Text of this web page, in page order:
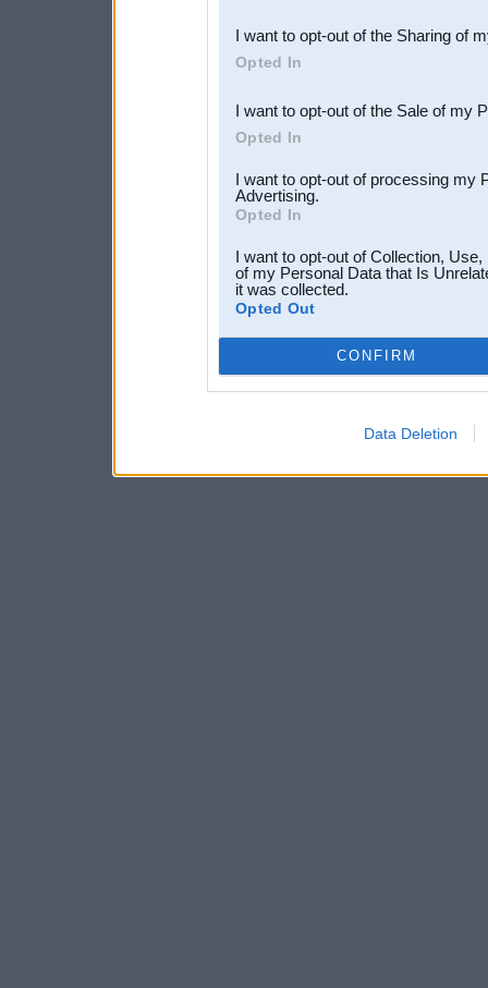
Downstream Participants
third parties.
I want to opt-out of the Sharing of
Opted In
I want to opt-out of the Sale of my
Opted In
I want to opt-out of processing my
Advertising.
Opted In
I want to opt-out of Collection,
of my Personal Data that Is
it was collected.
Opted Out
CONFIRM
Data Deletion